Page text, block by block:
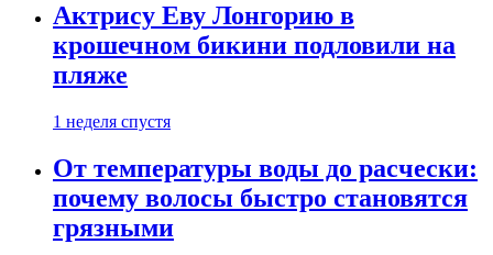
Актрису Еву Лонгорию в
крошечном бикини подловили на
пляже
1 неделя спустя
От температуры воды до расчески:
почему волосы быстро становятся
грязными